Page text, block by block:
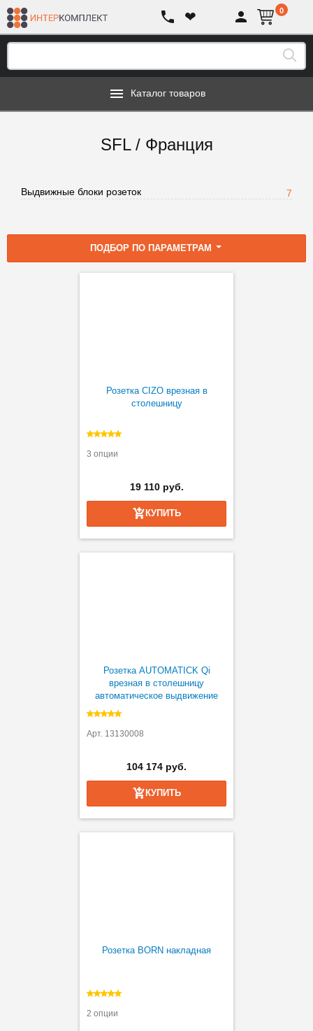
❤ 0
Каталог товаров
SFL / Франция
Выдвижные блоки розеток 7
ПОДБОР ПО ПАРАМЕТРАМ
Розетка CIZO врезная в
столешницу
3 опции
19 110 руб.
КУПИТЬ
Розетка AUTOMATICK Qi
врезная в столешницу
автоматическое выдвижение
Арт. 13130008
104 174 руб.
КУПИТЬ
Розетка BORN накладная
2 опции